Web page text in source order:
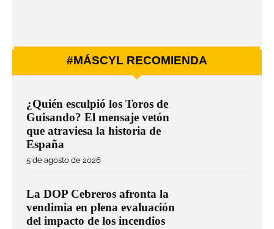
#MÁSCYL RECOMIENDA
¿Quién esculpió los Toros de
Guisando? El mensaje vetón
que atraviesa la historia de
España
5 de agosto de 2026
La DOP Cebreros afronta la
vendimia en plena evaluación
del impacto de los incendios